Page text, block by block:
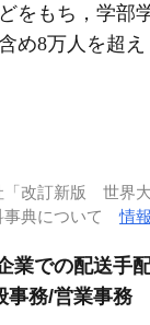
をもち，学部
め8万人を超
改訂新版 世界大
事典について情報
業での配送手
事務/営業事務